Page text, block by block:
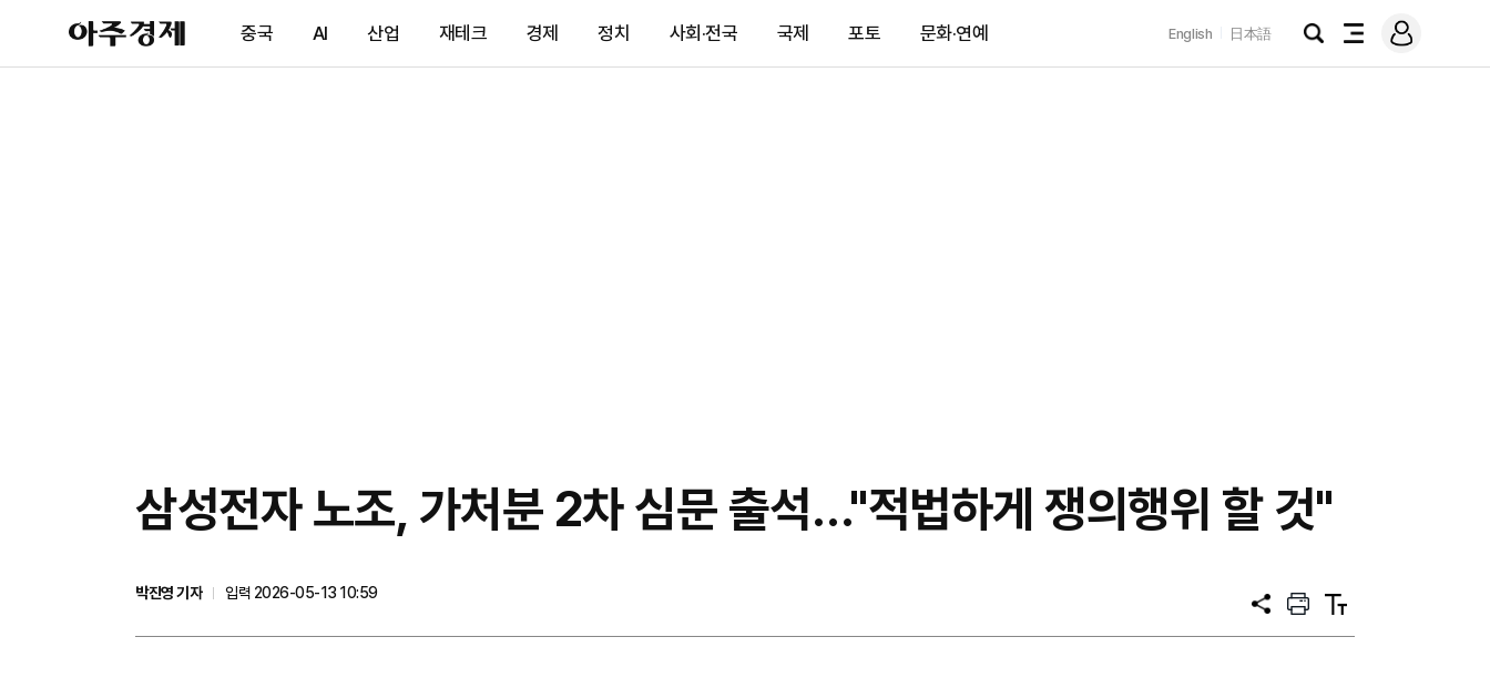
아
주
제
중국 AI 산업 재테크 경제 정치 사회·전국 국제 포토 문화·연예 English 日本語
검
전
메
그
삼성전자 노조, 가처분 2차 심문 출석…"적법하게 쟁의행위 할 것"
박진영 기자
입력 2026-05-13 10:59
공
프
트
텍
트